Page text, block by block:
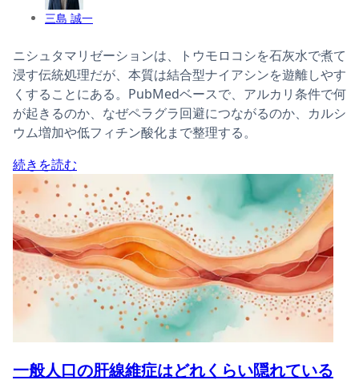
三島 誠一
ニシュタマリゼーションは、トウモロコシを石灰水で煮て
浸す伝統処理だが、本質は結合型ナイアシンを遊離しやす
くすることにある。PubMedベースで、アルカリ条件で何
が起きるのか、なぜペラグラ回避につながるのか、カルシ
ウム増加や低フィチン酸化まで整理する。
続きを読む
一般人口の肝線維症はどれくらい隠れている